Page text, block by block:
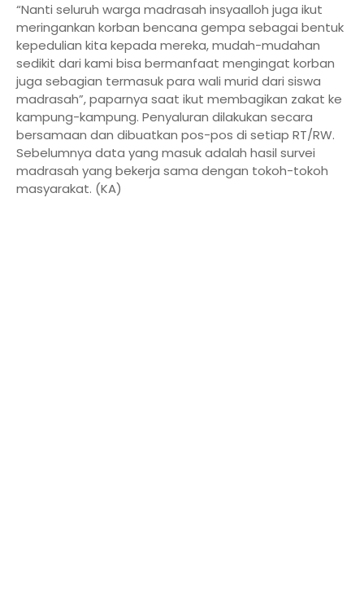
“Nanti seluruh warga madrasah insyaalloh juga ikut
meringankan korban bencana gempa sebagai bentuk
kepedulian kita kepada mereka, mudah-mudahan
sedikit dari kami bisa bermanfaat mengingat korban
juga sebagian termasuk para wali murid dari siswa
madrasah”, paparnya saat ikut membagikan zakat ke
kampung-kampung. Penyaluran dilakukan secara
bersamaan dan dibuatkan pos-pos di setiap RT/RW.
Sebelumnya data yang masuk adalah hasil survei
madrasah yang bekerja sama dengan tokoh-tokoh
masyarakat. (KA)